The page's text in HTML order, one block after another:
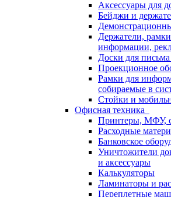
Аксессуары для
Бейджи и
Держатели,
информации,
Доски для
Проекционное
Рамки для
собираемые в
Стойки и
Офисная техника
Принтеры, МФУ,
Расходные
Банковское
Уничтожители
и аксессуары
Калькуляторы
Ламинаторы и
Переплетные